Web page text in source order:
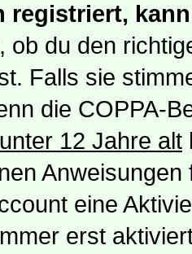
registriert,
ob du den
Falls sie
die COPPA-
12 Jahre alt
eine
erst